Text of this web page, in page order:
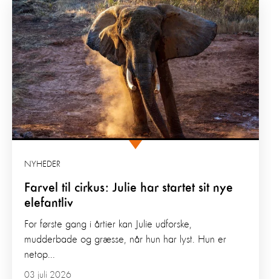
Farvel til cirkus: Julie har startet sit nye
elefantliv
NYHEDER
03 juli 2026
For første gang i årtier kan Julie udforske,
mudderbade og græsse, når hun har lyst. Hun er
netop...